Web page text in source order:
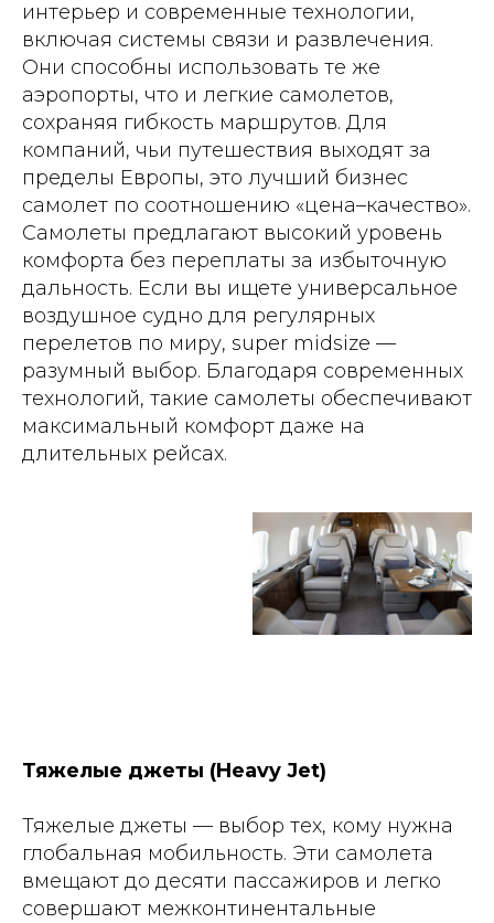
интерьер и современные технологии,
включая системы связи и развлечения.
Они способны использовать те же
аэропорты, что и легкие самолетов,
сохраняя гибкость маршрутов. Для
компаний, чьи путешествия выходят за
пределы Европы, это лучший бизнес
самолет по соотношению «цена–качество».
Самолеты предлагают высокий уровень
комфорта без переплаты за избыточную
дальность. Если вы ищете универсальное
воздушное судно для регулярных
перелетов по миру, super midsize —
разумный выбор. Благодаря современных
технологий, такие самолеты обеспечивают
максимальный комфорт даже на
длительных рейсах.
Тяжелые джеты (Heavy Jet)
Тяжелые джеты — выбор тех, кому нужна
глобальная мобильность. Эти самолета
вмещают до десяти пассажиров и легко
совершают межконтинентальные